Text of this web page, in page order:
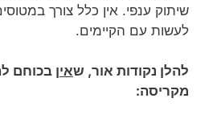
שיתוק ענפי. אין כלל צורך
לעשות עם הקיימים.
להלן נקודות אור, שאין בכוחם
מקריסה: